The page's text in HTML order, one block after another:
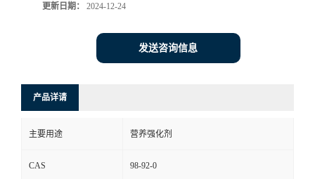
更新日期： 2024-12-24
发送咨询信息
产品详请
主要用途 营养强化剂
CAS 98-92-0